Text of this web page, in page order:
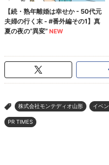
> 株式会社モンテディオ山形 イベ
PR TIMES